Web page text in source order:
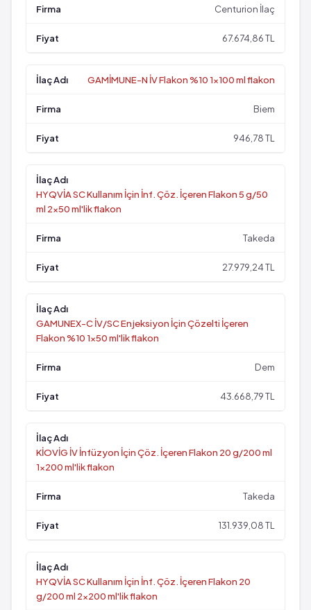
Centurion İlaç
67.674,86 TL
GAMİMUNE-N İV Flakon %10 1x100 ml flakon
Biem
946,78 TL
HYQVİA SC Kullanım İçin İnf. Çöz. İçeren Flakon 5 g/50
ml 2x50 ml'lik flakon
Takeda
27.979,24 TL
GAMUNEX-C İV/SC Enjeksiyon İçin Çözelti İçeren
Flakon %10 1x50 ml'lik flakon
Dem
43.668,79 TL
KİOVİG İV İnfüzyon İçin Çöz. İçeren Flakon 20 g/200 ml
1x200 ml'lik flakon
Takeda
131.939,08 TL
HYQVİA SC Kullanım İçin İnf. Çöz. İçeren Flakon 20
g/200 ml 2x200 ml'lik flakon